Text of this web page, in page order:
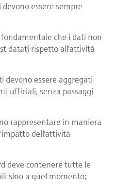
essere sempre
fondamentale che i dati non
datati rispetto all'attività
devono essere aggregati
ufficiali, senza passaggi
rappresentare in maniera
dell'attività
deve contenere tutte le
sino a quel momento;